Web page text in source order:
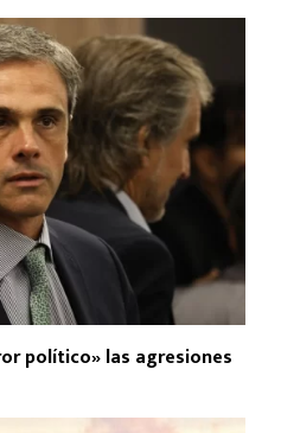
político» las agresiones